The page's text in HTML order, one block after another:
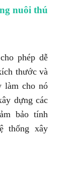
nuôi thú
phép dễ
thước và
làm cho nó
dựng các
bảo tính
thống xây